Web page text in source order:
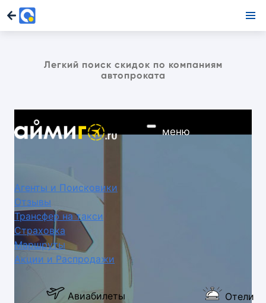
Легкий поиск скидок по компаниям
автопроката
меню
Агенты и Поисковики
Отзывы
Трансфер на такси
Страховка
Маршруты
Акции и Распродажи
Авиабилеты Отели